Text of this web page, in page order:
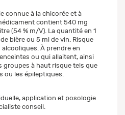
connue à la chicorée et à
contient 540 mg
(54 % m/V). La quantité en 1
bière ou 5 ml de vin. Risque
À prendre en
ou qui allaitent, ainsi
groupes à haut risque tels que
ou les épileptiques.
application et posologie
conseil.